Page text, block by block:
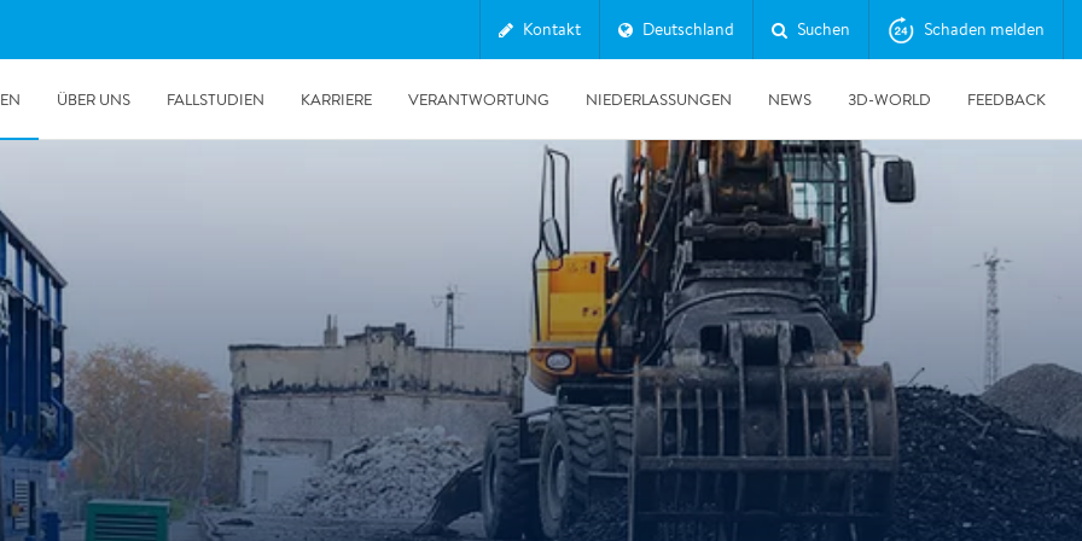
Kontakt Deutschland Suchen Schaden melden
ÜBER UNS FALLSTUDIEN KARRIERE VERANTWORTUNG NIEDERLASSUNGEN NEWS
30.06.2026
Unsere POLYGON Ente wieder im Auslandseinsatz
30.06.2026
Erfolgreicher Tag der Messtechnik
3D-WORLD FEEDBACK